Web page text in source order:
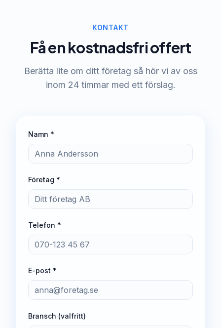
KONTAKT
Få en kostnadsfri offert
Berätta lite om ditt företag så hör vi av oss
inom 24 timmar med ett förslag.
Namn *
Företag *
Telefon *
E-post *
Bransch (valfritt)